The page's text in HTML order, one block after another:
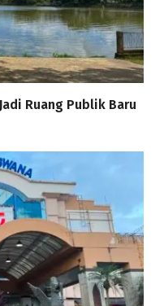
Ruang Publik Baru